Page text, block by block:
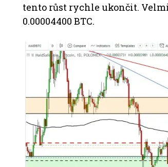
tento růst rychle ukončit.
0.00004400 BTC.